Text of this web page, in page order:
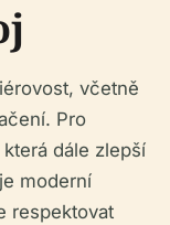
včetně
Pro
dále zlepší
moderní
respektovat